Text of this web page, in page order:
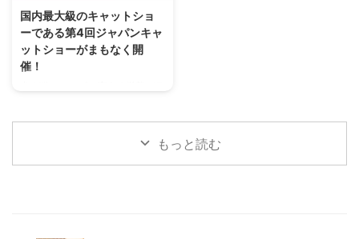
特別授業」と題して開催された、
小学校での授業についてご紹介し
ます。 寺田心さんが訪問し、犬
猫のシニア期の備えを授業 2024
年12月12日、東京都渋谷区立中
...
国内最大級のキャットショ
ーである第4回ジャパンキャ
ットショーがまもなく開
催！
の健康や知識を身につける機会と
もなる、第4回目の『ジャパンキ
もっと読む